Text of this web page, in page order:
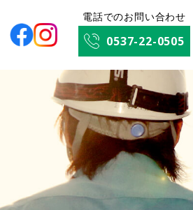
電話でのお問い合わせ
0537-22-0505